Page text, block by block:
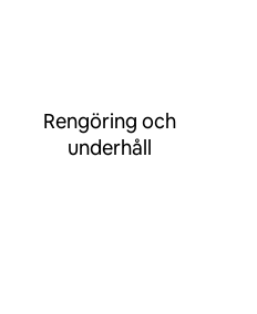
Rengöring och
underhåll